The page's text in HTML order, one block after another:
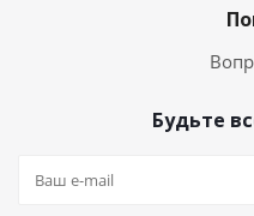
Будьте